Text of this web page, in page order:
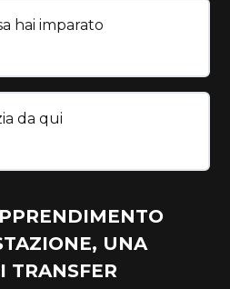
hai imparato
da qui
UNA
TRANSFER